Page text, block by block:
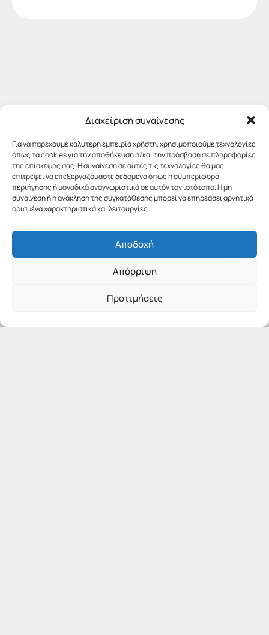
Διαχείριση συναίνεσης
Για να παρέχουμε καλύτερη εμπειρία χρήστη, χρησιμοποιούμε τεχνολογίες
όπως τα cookies για την αποθήκευση ή/και την πρόσβαση σε πληροφορίες
της επίσκεψης σας. Η συναίνεση σε αυτές τις τεχνολογίες θα μας
επιτρέψει να επεξεργαζόμαστε δεδομένα όπως η συμπεριφορά
περιήγησης ή μοναδικά αναγνωριστικά σε αυτόν τον ιστότοπο. Η μη
συναίνεση ή η ανάκληση της συγκατάθεσης μπορεί να επηρεάσει αρνητικά
ορισμένα χαρακτηριστικά και λειτουργίες.
Αποδοχή
Απόρριψη
Προτιμήσεις